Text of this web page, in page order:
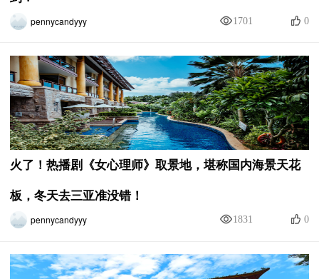
pennycandyyy 0
1701
火了！热播剧《女心理师》取景地，堪称国内海景天花
板，冬天去三亚准没错！
pennycandyyy 0
1831